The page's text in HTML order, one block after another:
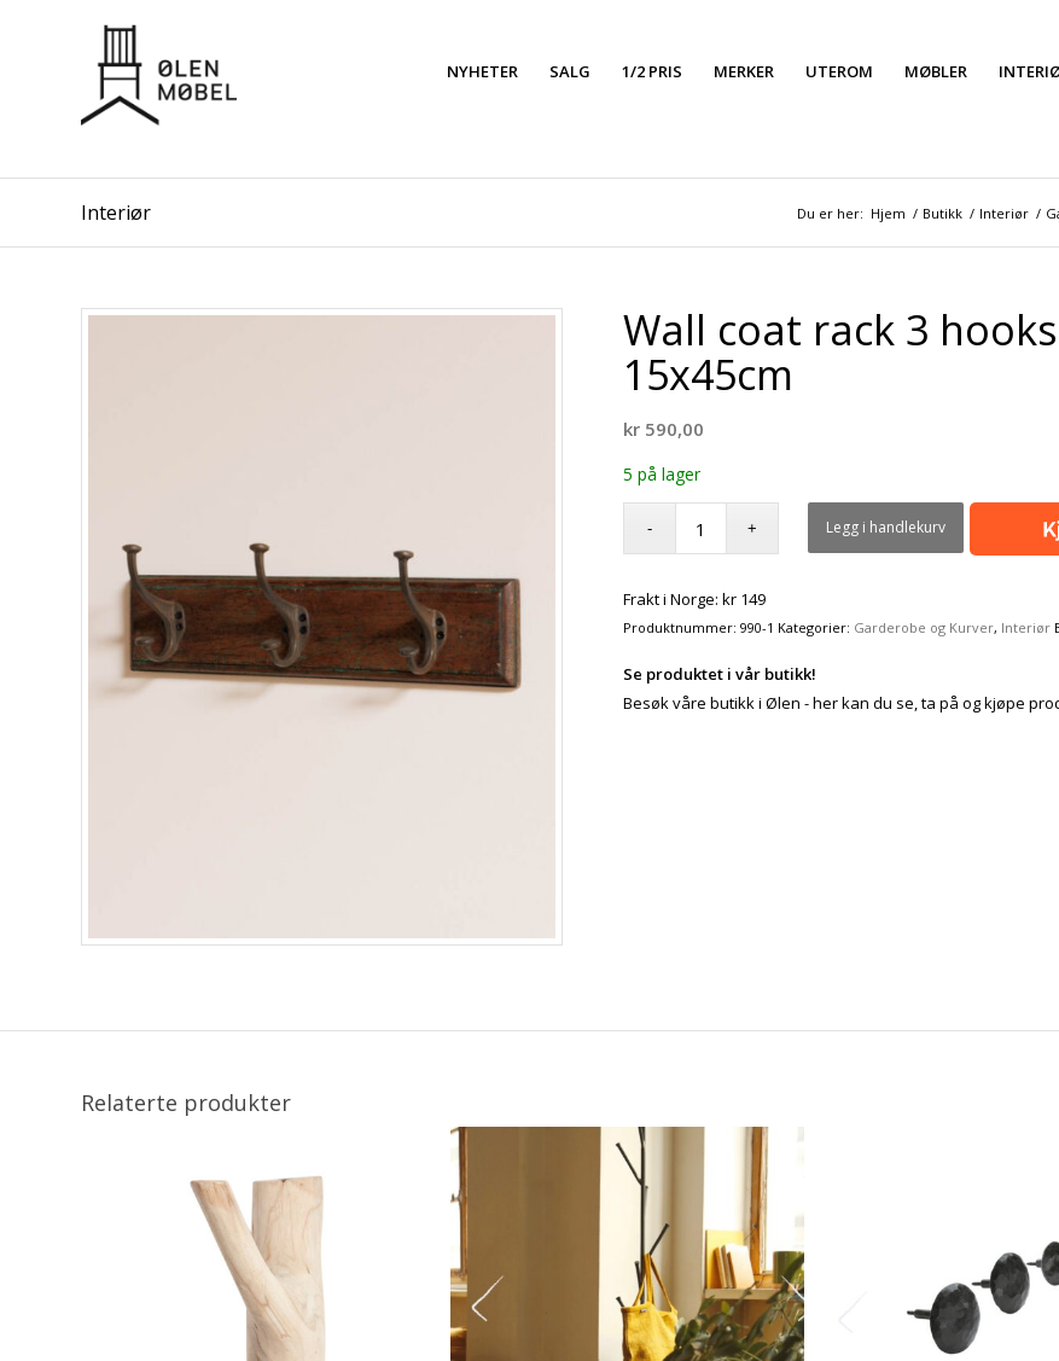
NYHETER SALG 1/2 PRIS MERKER UTEROM MØBLER
Interiør Du er her: Hjem / Butikk / Interiør /
Wall coat rack 3
15x45cm
kr 590,00
5 på lager
Legg i handlekurv
Frakt i Norge: kr 149
Produktnummer:990-1 Kategorier: Garderobe og Kurver, Interiør
Se produktet i vår butikk!
Besøk våre butikk i Ølen - her kan du se, ta på og kjøpe
Relaterte produkter